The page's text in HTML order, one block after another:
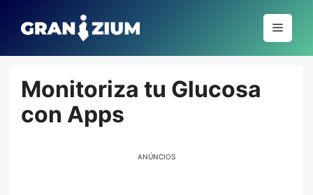
para
conteúdo
Menu
Monitoriza tu Glucosa
con Apps
ANÚNCIOS